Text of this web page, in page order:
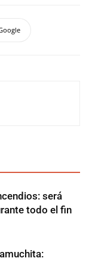
será
todo el fin